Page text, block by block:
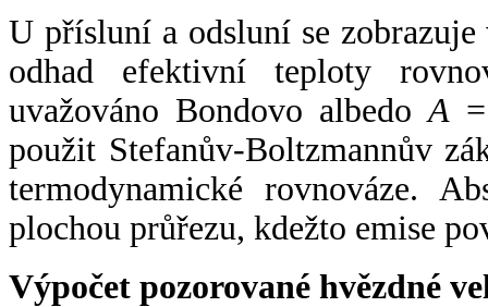
U přísluní a odsluní se
odhad efektivní teploty
uvažováno Bondovo albedoA
použit Stefanův-Boltzmannův
termodynamické rovnováze.
plochou průřezu, kdežto emise
Výpočet pozorované hvězdné